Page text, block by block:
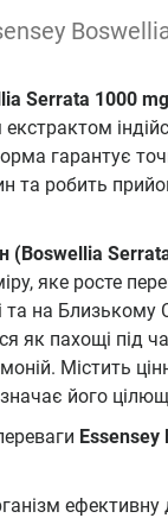
Serrata 1000 mg
гарантує
та робить
(Boswellia
яке росте
та на Близькому
як пахощі під
Містить
його
Essensey
ефективну